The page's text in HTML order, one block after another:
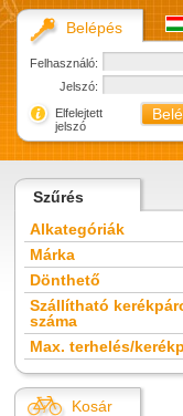
Szűrés
Alkategóriák
Márka
Dönthető
Szállítható
száma
Max. terhelés/
Kosár
Belépés
Felhasználó:
Jelszó:
Elfelejtett
jelszó